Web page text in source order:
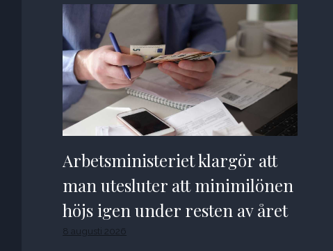
Arbetsministeriet klargör att
man utesluter att minimilönen
höjs igen under resten av året
8 augusti 2026